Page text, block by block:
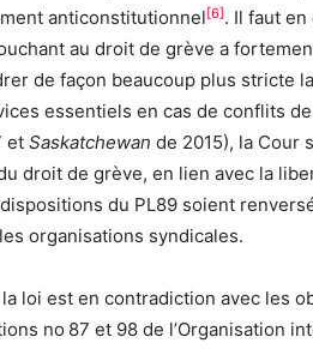
anticonstitutionnel[6]. Il faut
au droit de grève a
de façon beaucoup plus stricte
essentiels en cas de conflits
et Saskatchewan de 2015), la Cour
droit de grève, en lien avec la
du PL89 soient
organisations syndicales.
loi est en contradiction avec les
no 87 et 98 de l’Organisation